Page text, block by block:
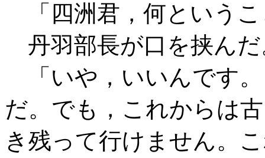
「四洲君，何というこ
丹羽部長が口を挟んだ
「いや，いいんです
だ。でも，これからは
き残って行けません。